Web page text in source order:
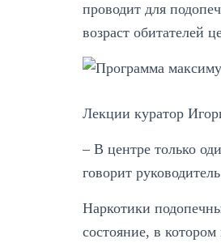
проводит для
возраст обитателей
Лекции куратор
– В центре только
говорит
Наркотики
состояние, в